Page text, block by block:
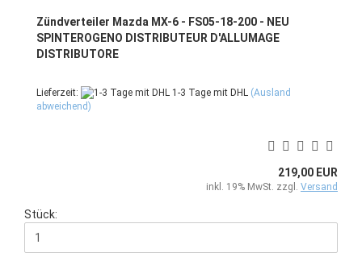
Zündverteiler Mazda MX-6 - FS05-18-200 - NEU
SPINTEROGENO DISTRIBUTEUR D'ALLUMAGE
DISTRIBUTORE
Lieferzeit: 1-3 Tage mit DHL (Ausland
abweichend)
219,00 EUR
inkl. 19% MwSt. zzgl. Versand
Stück: